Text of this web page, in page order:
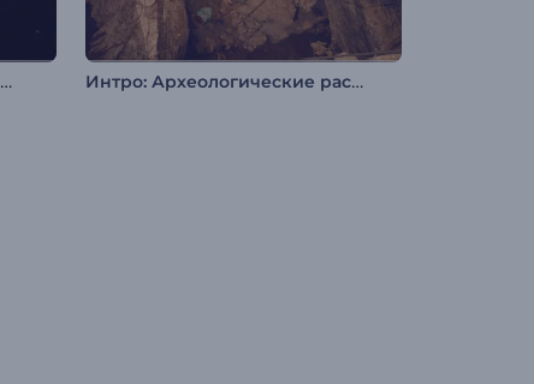
Анимация лого: Неоновые пиксели Интро: Археологические раскопки